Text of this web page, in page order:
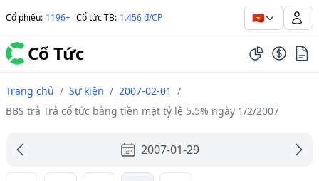
Cổ phiếu: 1196+ Cổ tức TB: 1.456 đ/CP 🇻🇳
Cổ Tức
Trang chủ / Sự kiện / 2007-02-01 /
BBS trả Trả cổ tức bằng tiền mặt tỷ lệ 5.5% ngày 1/2/2007
2007-01-29